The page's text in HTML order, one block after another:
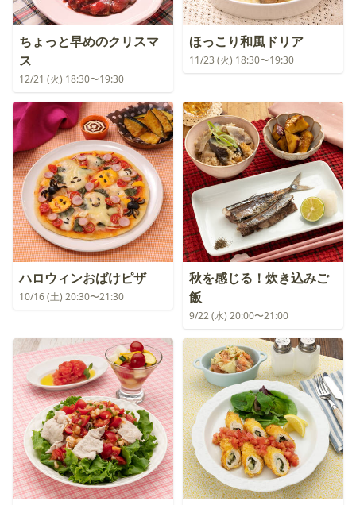
ちょっと早めのクリスマ
ス
12/21 (火) 18:30〜19:30
ほっこり和風ドリア
11/23 (火) 18:30〜19:30
ハロウィンおばけピザ
10/16 (土) 20:30〜21:30
秋を感じる！炊き込みご
飯
9/22 (水) 20:00〜21:00